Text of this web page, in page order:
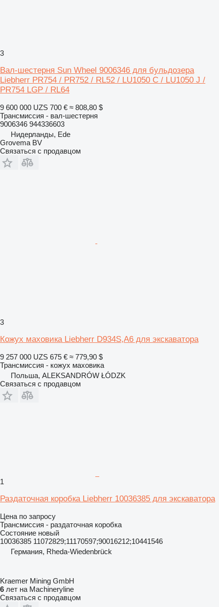
3
Вал-шестерня Sun Wheel 9006346 для бульдозера
Liebherr PR754 / PR752 / RL52 / LU1050 C / LU1050 J /
PR754 LGP / RL64
9 600 000 UZS 700 € ≈ 808,80 $
Трансмиссия - вал-шестерня
9006346 944336603
Нидерланды, Ede
Grovema BV
Связаться с продавцом
3
Кожух маховика Liebherr D934S,A6 для экскаватора
9 257 000 UZS 675 € ≈ 779,90 $
Трансмиссия - кожух маховика
Польша, ALEKSANDRÓW ŁÓDZK
Связаться с продавцом
1
Раздаточная коробка Liebherr 10036385 для экскаватора
Цена по запросу
Трансмиссия - раздаточная коробка
Состояние новый
10036385 11072829;11170597;90016212;10441546
Германия, Rheda-Wiedenbrück
Kraemer Mining GmbH
6 лет на Machineryline
Связаться с продавцом